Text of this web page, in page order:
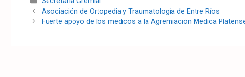
Asociación de Ortopedia y Traumatología de Entre Ríos
Fuerte apoyo de los médicos a la Agremiación Médica